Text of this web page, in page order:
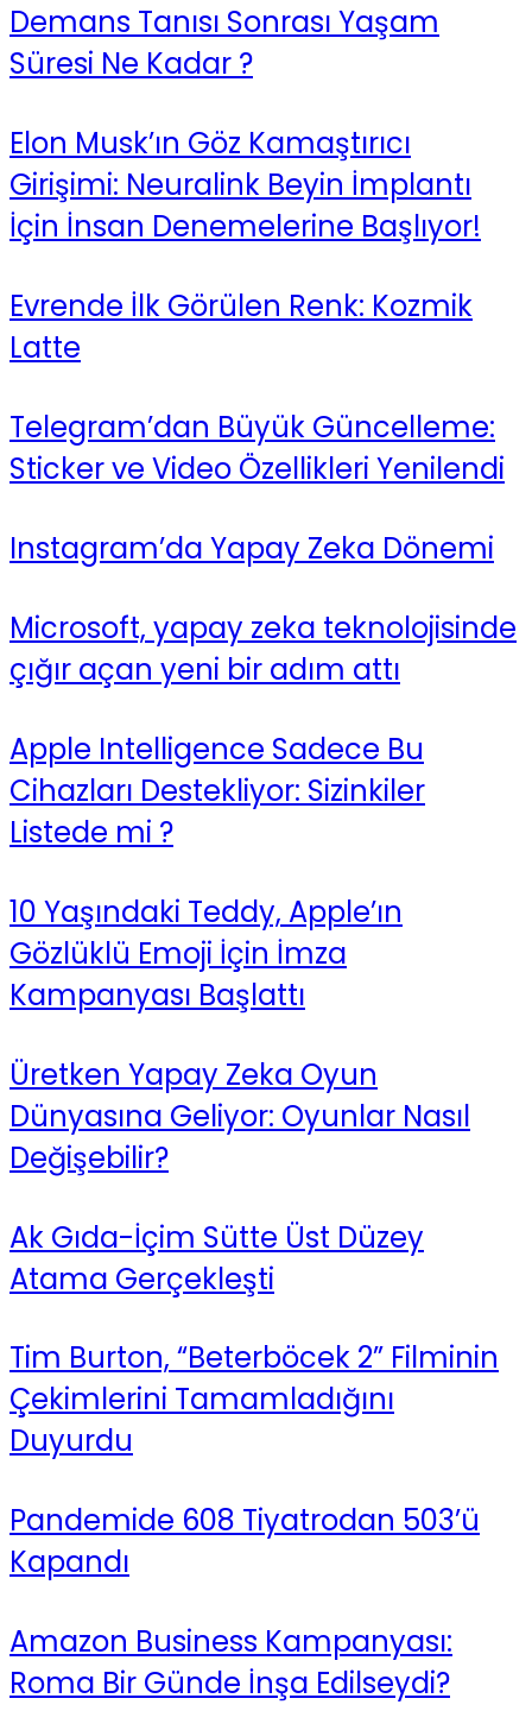
Demans Tanısı Sonrası Yaşam
Süresi Ne Kadar ?
Elon Musk’ın Göz Kamaştırıcı
Girişimi: Neuralink Beyin İmplantı
İçin İnsan Denemelerine Başlıyor!
Evrende İlk Görülen Renk: Kozmik
Latte
Telegram’dan Büyük Güncelleme:
Sticker ve Video Özellikleri Yenilendi
Instagram’da Yapay Zeka Dönemi
Microsoft, yapay zeka teknolojisinde
çığır açan yeni bir adım attı
Apple Intelligence Sadece Bu
Cihazları Destekliyor: Sizinkiler
Listede mi ?
10 Yaşındaki Teddy, Apple’ın
Gözlüklü Emoji İçin İmza
Kampanyası Başlattı
Üretken Yapay Zeka Oyun
Dünyasına Geliyor: Oyunlar Nasıl
Değişebilir?
Ak Gıda-İçim Sütte Üst Düzey
Atama Gerçekleşti
Tim Burton, “Beterböcek 2” Filminin
Çekimlerini Tamamladığını
Duyurdu
Pandemide 608 Tiyatrodan 503’ü
Kapandı
Amazon Business Kampanyası:
Roma Bir Günde İnşa Edilseydi?